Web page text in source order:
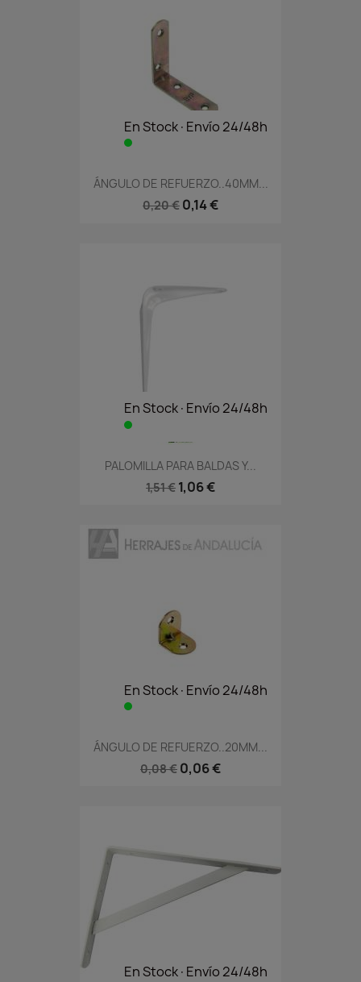
En Stock·Envío 24/48h
ÁNGULO DE REFUERZO..40MM...
0,20 € 0,14 €
En Stock·Envío 24/48h
PALOMILLA PARA BALDAS Y...
1,51 € 1,06 €
En Stock·Envío 24/48h
ÁNGULO DE REFUERZO..20MM...
0,08 € 0,06 €
En Stock·Envío 24/48h